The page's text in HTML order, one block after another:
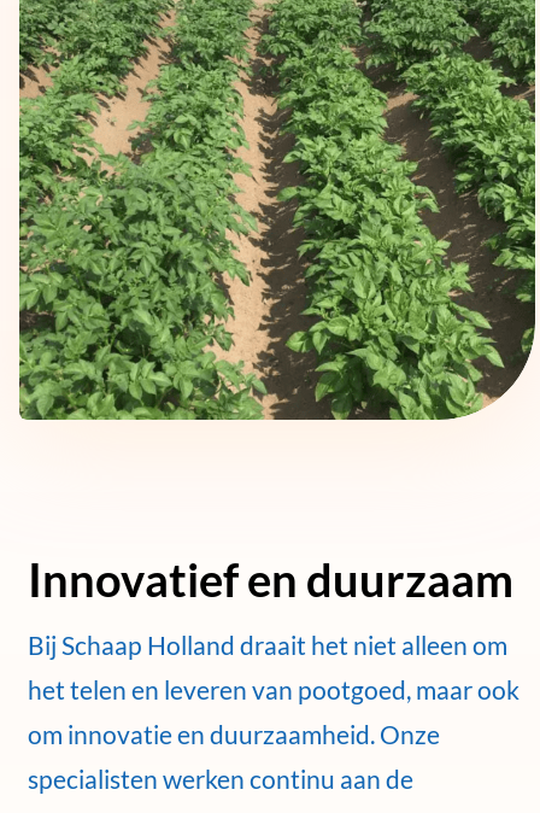
Innovatief en duurzaam
Bij Schaap Holland draait het niet alleen om
het telen en leveren van pootgoed, maar ook
om innovatie en duurzaamheid. Onze
specialisten werken continu aan de